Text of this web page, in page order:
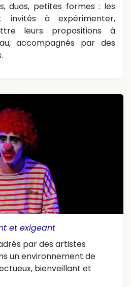
duos, petites formes : les
invités à expérimenter,
leurs propositions à
accompagnés par des
et exigeant
par des artistes
un environnement de
bienveillant et